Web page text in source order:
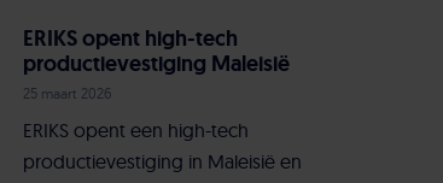
ERIKS opent high-tech
productievestiging Maleisië
25 maart 2026
ERIKS opent een high-tech
productievestiging in Maleisië en